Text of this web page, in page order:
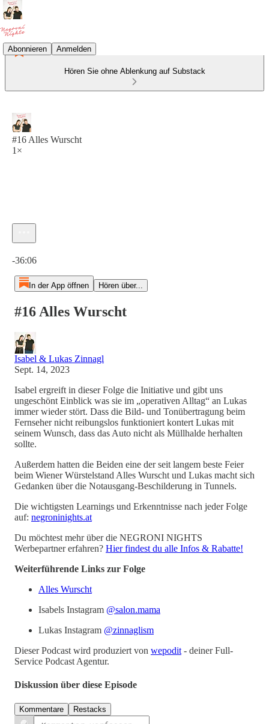
Abonnieren Anmelden
Hören Sie ohne Ablenkung auf Substack
#16 Alles Wurscht
1×
-36:06
In der App öffnen Hören über...
#16 Alles Wurscht
Isabel & Lukas Zinnagl
Sept. 14, 2023
Isabel ergreift in dieser Folge die Initiative und gibt uns
ungeschönt Einblick was sie im „operativen Alltag“ an Lukas
immer wieder stört. Dass die Bild- und Tonübertragung beim
Fernseher nicht reibungslos funktioniert kontert Lukas mit
seinem Wunsch, dass das Auto nicht als Müllhalde herhalten
sollte.
Außerdem hatten die Beiden eine der seit langem beste Feier
beim Wiener Würstelstand Alles Wurscht und Lukas macht sich
Gedanken über die Notausgang-Beschilderung in Tunnels.
Die wichtigsten Learnings und Erkenntnisse nach jeder Folge
auf: negroninights.at
Du möchtest mehr über die NEGRONI NIGHTS
Werbepartner erfahren? Hier findest du alle Infos & Rabatte!
Weiterführende Links zur Folge
Alles Wurscht
Isabels Instagram @salon.mama
Lukas Instagram @zinnaglism
Dieser Podcast wird produziert von wepodit - deiner Full-
Service Podcast Agentur.
Diskussion über diese Episode
Kommentare Restacks